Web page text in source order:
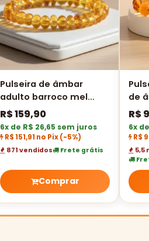
Pulseira de âmbar
adulto barroco mel
polido sem fecho - 18
cm
R$159,90
6x de R$ 26,65 sem juros
R$ 151,91 no Pix(-5%)
871 vendidos Frete grátis
Comprar
de
mel
R$
6x
R$
5,5